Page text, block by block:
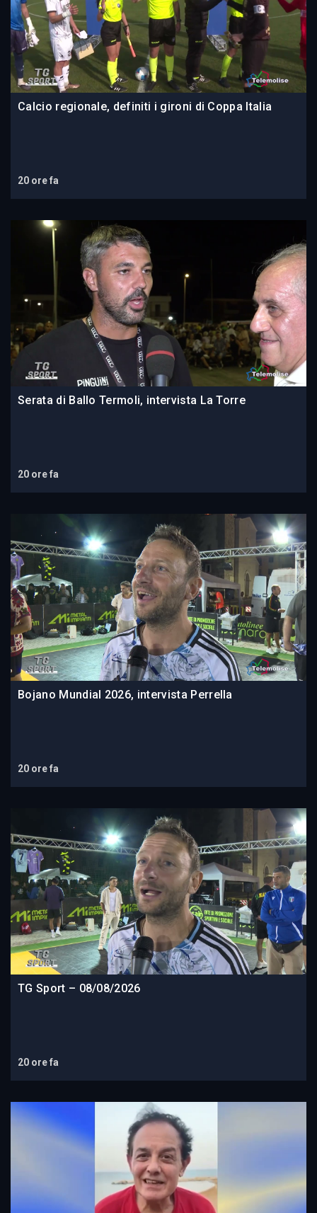
Calcio regionale, definiti i gironi di Coppa Italia
20 ore fa
Serata di Ballo Termoli, intervista La Torre
20 ore fa
Bojano Mundial 2026, intervista Perrella
20 ore fa
TG Sport – 08/08/2026
20 ore fa